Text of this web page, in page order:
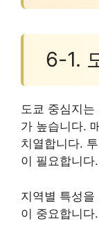
6-1.
도쿄 중심지
가 높습니다.
치열합니다.
이 필요합니다.
지역별 특성
이 중요합니